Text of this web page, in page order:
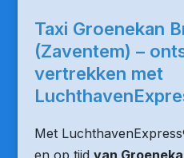
Taxi Groenekan
(Zaventem) –
vertrekken met
Met
en op tijd van